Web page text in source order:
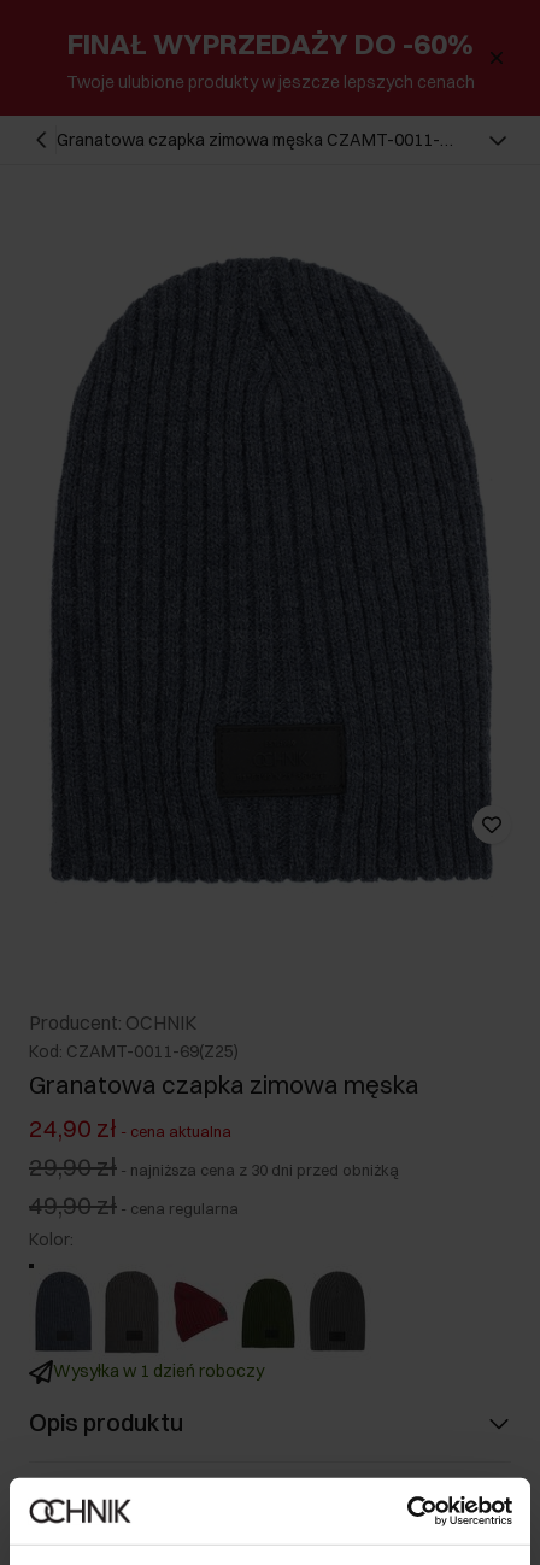
FINAŁ WYPRZEDAŻY DO -60%
Twoje ulubione produkty w jeszcze lepszych cenach
Granatowa czapka zimowa męska CZAMT-0011-
Producent: OCHNIK
Kod: CZAMT-0011-69(Z25)
Granatowa czapka zimowa męska
24,90 zł - cena aktualna
29,90 zł - najniższa cena z 30 dni przed obniżką
49,90 zł - cena regularna
Kolor:
Wysyłka w 1 dzień roboczy
Opis produktu
Opinie